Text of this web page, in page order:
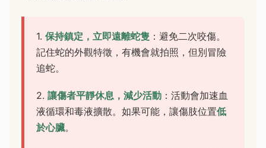
1. 保持鎮定，立即遠離蛇隻 ：避免二次咬傷。
記住蛇的外觀特徵，有機會就拍照，但別冒險
追蛇。
2. 讓傷者平靜休息，減少活動 ：活動會加速血
液循環和毒液擴散。如果可能，讓傷肢位置低
於心臟。